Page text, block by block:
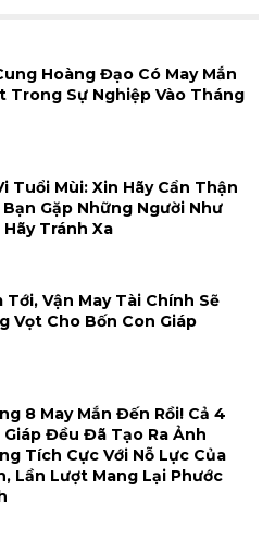
Hoàng Đạo Có May Mắn
Trong Sự Nghiệp Vào Tháng
Tuổi Mùi: Xin Hãy Cẩn Thận
Bạn Gặp Những Người Như
Hãy Tránh Xa
Tới, Vận May Tài Chính Sẽ
Vọt Cho Bốn Con Giáp
8 May Mắn Đến Rồi! Cả 4
Giáp Đều Đã Tạo Ra Ảnh
Tích Cực Với Nỗ Lực Của
Lần Lượt Mang Lại Phước